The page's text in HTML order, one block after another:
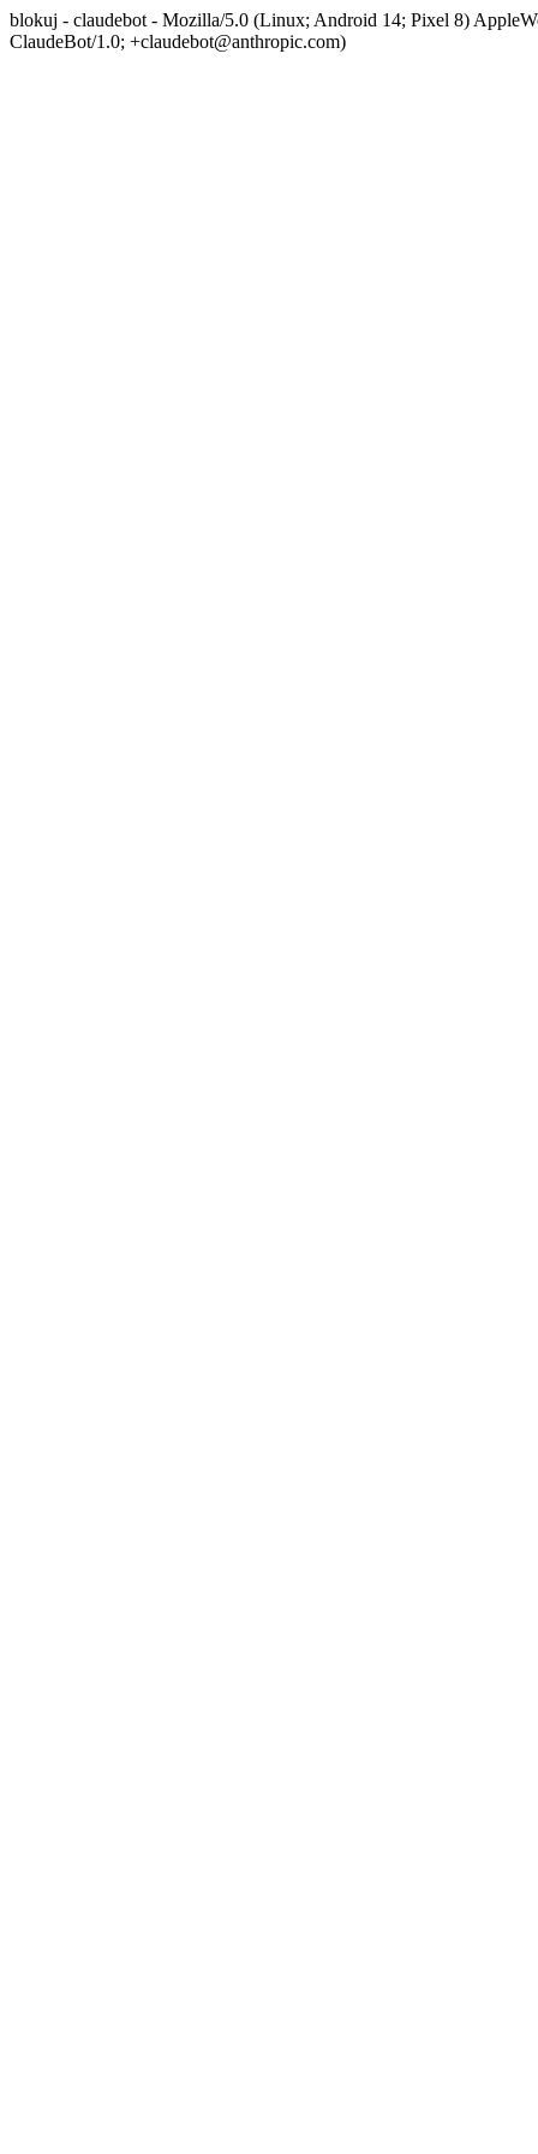
blokuj - claudebot - Mozilla/5.0 (Linux; Android 14; Pixel 8)
ClaudeBot/1.0; +claudebot@anthropic.com)